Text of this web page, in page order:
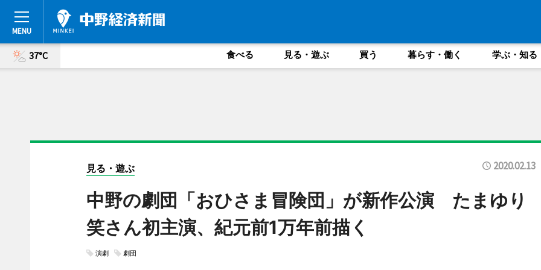
37°C 食べる 見る・遊ぶ 買う 暮らす・働く 学ぶ・知る
見る・遊ぶ 2020.02.13
中野の劇団「おひさま冒険団」が新作公演 たまゆり
笑さん初主演、紀元前1万年前描く
演劇 劇団